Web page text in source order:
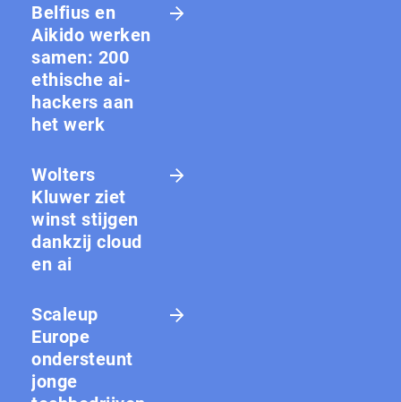
Belfius en
Aikido werken
samen: 200
ethische ai-
hackers aan
het werk
Wolters
Kluwer ziet
winst stijgen
dankzij cloud
en ai
Scaleup
Europe
ondersteunt
jonge